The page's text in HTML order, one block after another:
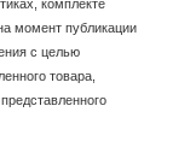
комплекте
момент публикации
с целью
товара,